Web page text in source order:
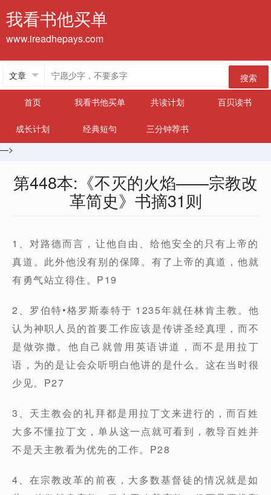
我看书他买单
www.ireadhepays.com
搜索
首页
我看书他买单 共读计划 百贝读书
成长计划 经典短句
三分钟荐书
—>
第448本:《不灭的火焰——宗教改
革简史》书摘31则
1、对路德而言，让他自由、给他安全的只有上帝的
真道。此外他没有别的保障。有了上帝的真道，他就
有勇气站立得住。P19
2、罗伯特•格罗斯泰特于 1235年就任林肯主教。他
认为神职人员的首要工作应该是传讲圣经真理，而不
是做弥撒。他自己就曾用英语讲道，而不是用拉丁
语，为的是让会众听明白他讲的是什么。这在当时很
少见。P27
3、天主教会的礼拜都是用拉丁文来进行的，而百姓
大多不懂拉丁文，单从这一点就可看到，教导百姓并
不是天主教看为优先的工作。P28
4、在宗教改革的前夜，大多数基督徒的情况就是如